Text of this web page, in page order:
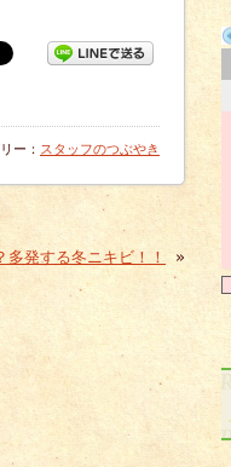
ー： スタッフのつぶやき
多発する冬ニキビ！！ »